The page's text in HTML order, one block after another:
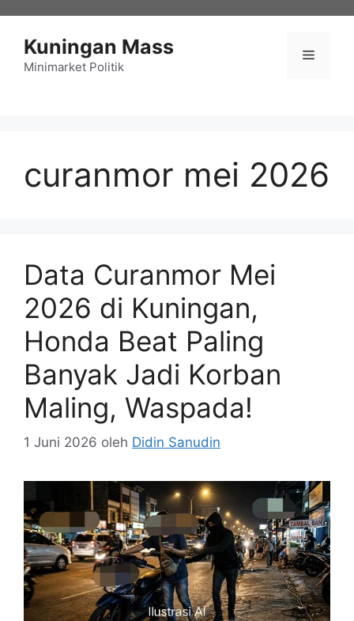
Kuningan Mass
Minimarket Politik
Menu
curanmor mei 2026
Data Curanmor Mei
2026 di Kuningan,
Honda Beat Paling
Banyak Jadi Korban
Maling, Waspada!
1 Juni 2026 oleh Didin Sanudin